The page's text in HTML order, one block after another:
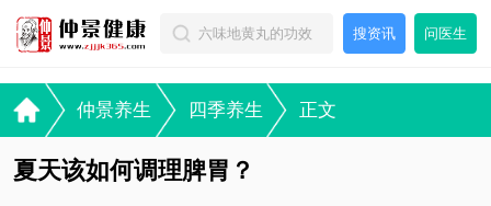
搜资讯 问医生
仲景养生 四季养生 正文
夏天该如何调理脾胃？